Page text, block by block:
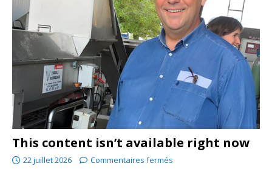
This content isn’t available right now
22 juillet 2026 Commentaires fermés